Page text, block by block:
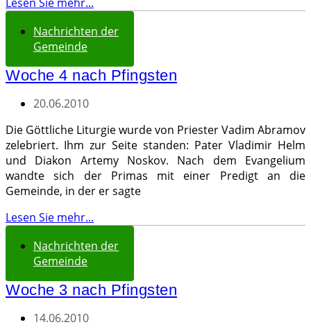
Nachrichten der
Gemeinde
Woche 4 nach Pfingsten
20.06.2010
Die Göttliche Liturgie wurde von Priester Vadim Abramov
zelebriert. Ihm zur Seite standen: Pater Vladimir Helm
und Diakon Artemy Noskov. Nach dem Evangelium
wandte sich der Primas mit einer Predigt an die
Gemeinde, in der er sagte
Lesen Sie mehr...
Nachrichten der
Gemeinde
Woche 3 nach Pfingsten
14.06.2010